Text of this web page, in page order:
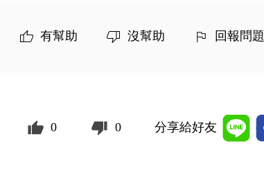
有幫助 沒幫助 回報問題
0 0 分享給好友